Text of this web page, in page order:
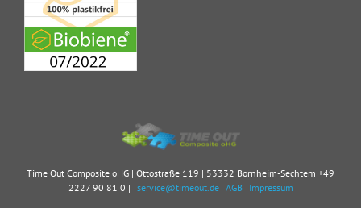
Time Out Composite oHG | Ottostraße 119 | 53332 Bornheim-Sechtem +49
2227 90 81 0 | service@timeout.de AGB Impressum